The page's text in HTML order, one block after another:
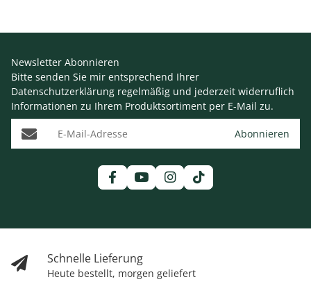
Schnelle Lieferung
Heute bestellt, morgen geliefert
Newsletter Abonnieren
Bitte senden Sie mir entsprechend Ihrer
Datenschutzerklärung regelmäßig und jederzeit widerruflich
Informationen zu Ihrem Produktsortiment per E-Mail zu.
E-Mail-Adresse Abonnieren